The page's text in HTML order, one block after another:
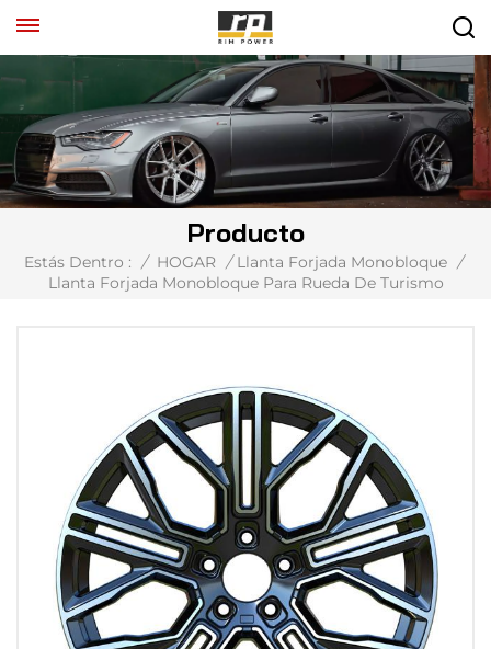
Producto
Estás Dentro : / HOGAR / Llanta Forjada Monobloque /
Llanta Forjada Monobloque Para Rueda De Turismo